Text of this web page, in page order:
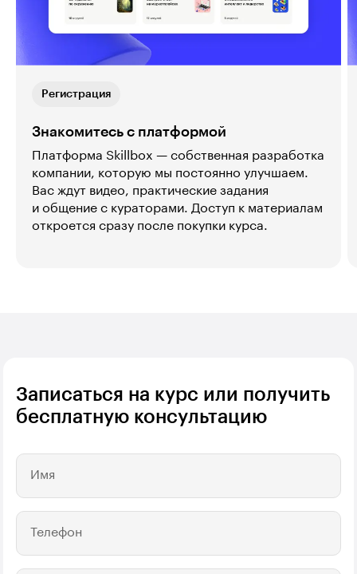
Регистрация
Знакомитесь с платформой
Платформа Skillbox — собственная разработка
компании, которую мы постоянно улучшаем.
Вас ждут видео, практические задания
и общение с кураторами. Доступ к материалам
откроется сразу после покупки курса.
Записаться на курс или получить
бесплатную консультацию
Имя
Телефон